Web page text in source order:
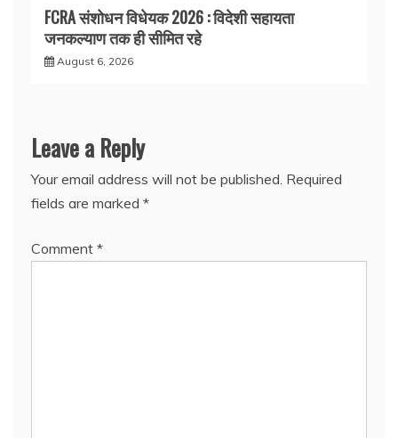
FCRA संशोधन विधेयक 2026 : विदेशी सहायता
जनकल्याण तक ही सीमित रहे
August 6, 2026
Leave a Reply
Your email address will not be published. Required
fields are marked *
Comment *